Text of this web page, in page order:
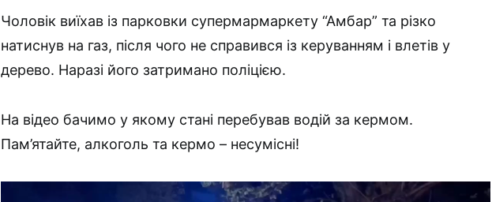
Чоловік виїхав із парковки супермармаркету “Амбар” та різко
натиснув на газ, після чого не справився із керуванням і влетів у
дерево. Наразі його затримано поліцією.
На відео бачимо у якому стані перебував водій за кермом.
Пам’ятайте, алкоголь та кермо – несумісні!